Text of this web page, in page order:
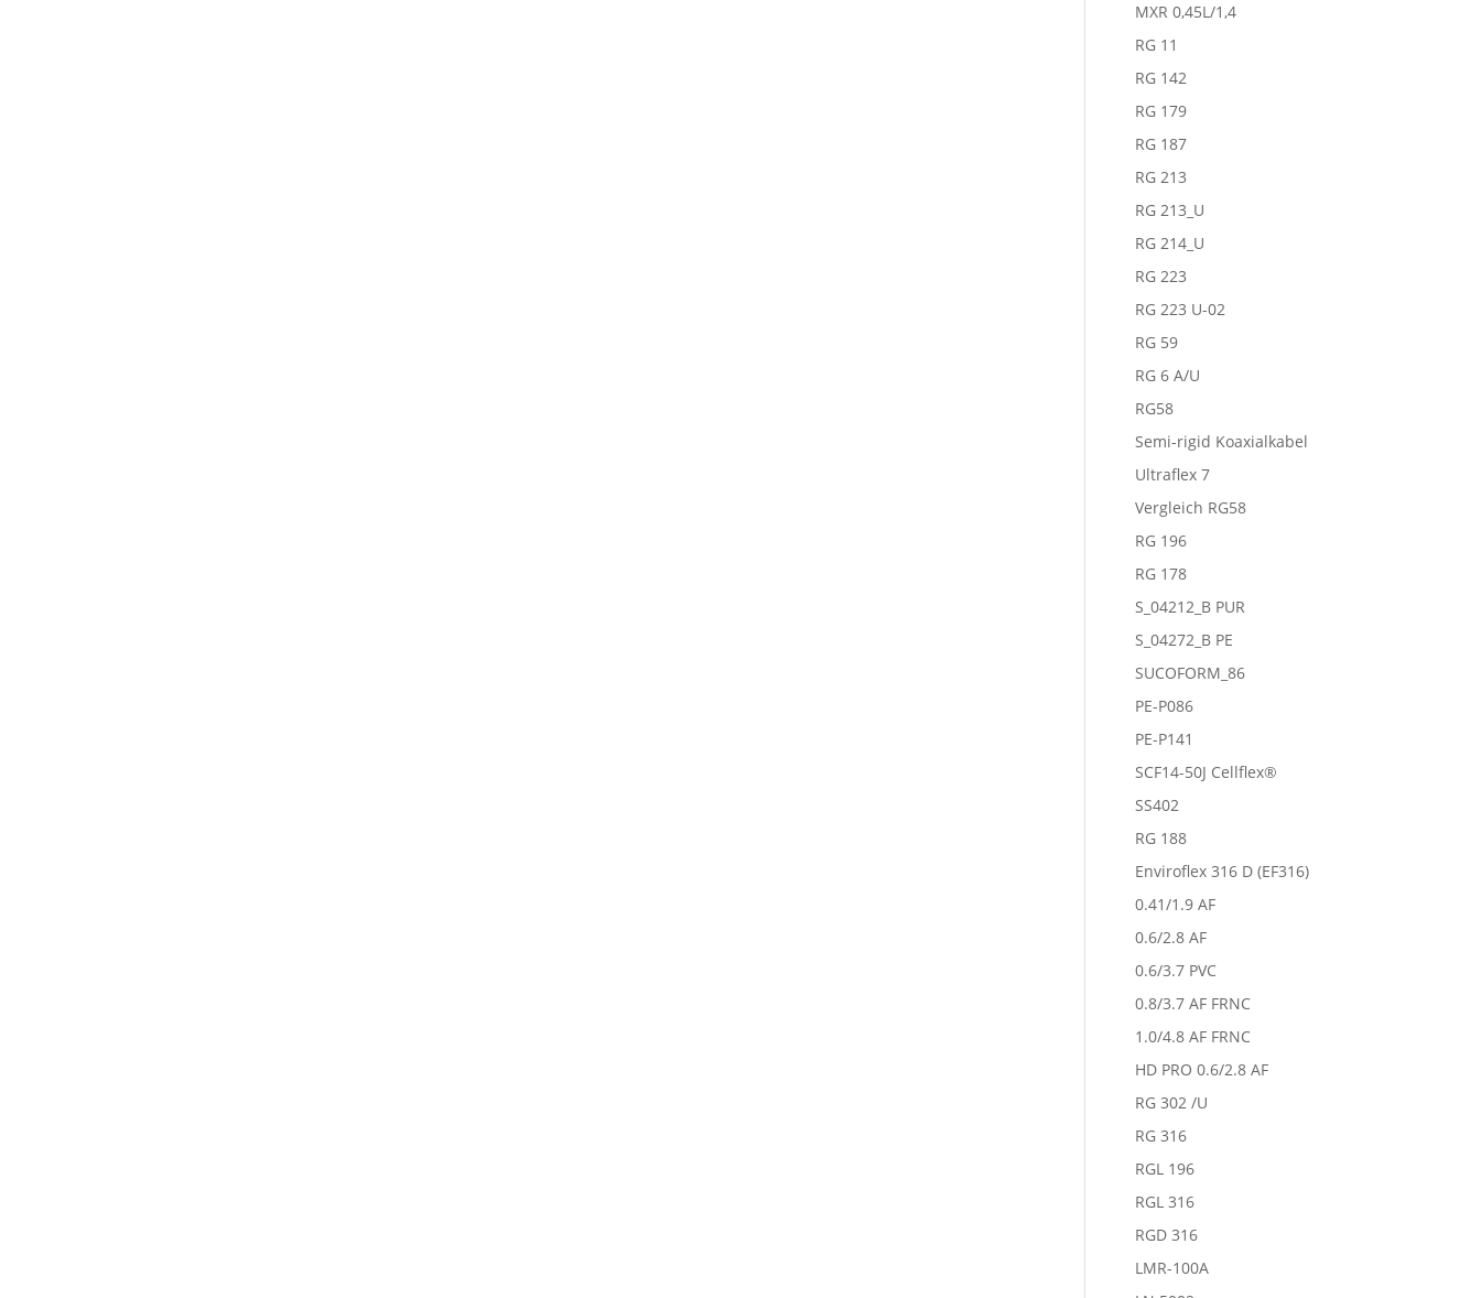
MXR 0,45L/1,4
RG 11
RG 142
RG 179
RG 187
RG 213
RG 213_U
RG 214_U
RG 223
RG 223 U-02
RG 59
RG 6 A/U
RG58
Semi-rigid Koaxialkabel
Ultraflex 7
Vergleich RG58
RG 196
RG 178
S_04212_B PUR
S_04272_B PE
SUCOFORM_86
PE-P086
PE-P141
SCF14-50J Cellflex®
SS402
RG 188
Enviroflex 316 D (EF316)
0.41/1.9 AF
0.6/2.8 AF
0.6/3.7 PVC
0.8/3.7 AF FRNC
1.0/4.8 AF FRNC
HD PRO 0.6/2.8 AF
RG 302 /U
RG 316
RGL 196
RGL 316
RGD 316
LMR-100A